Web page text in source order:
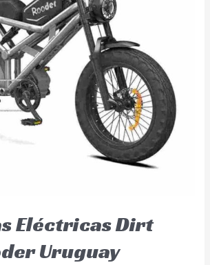
Eléctricas Dirt
Uruguay